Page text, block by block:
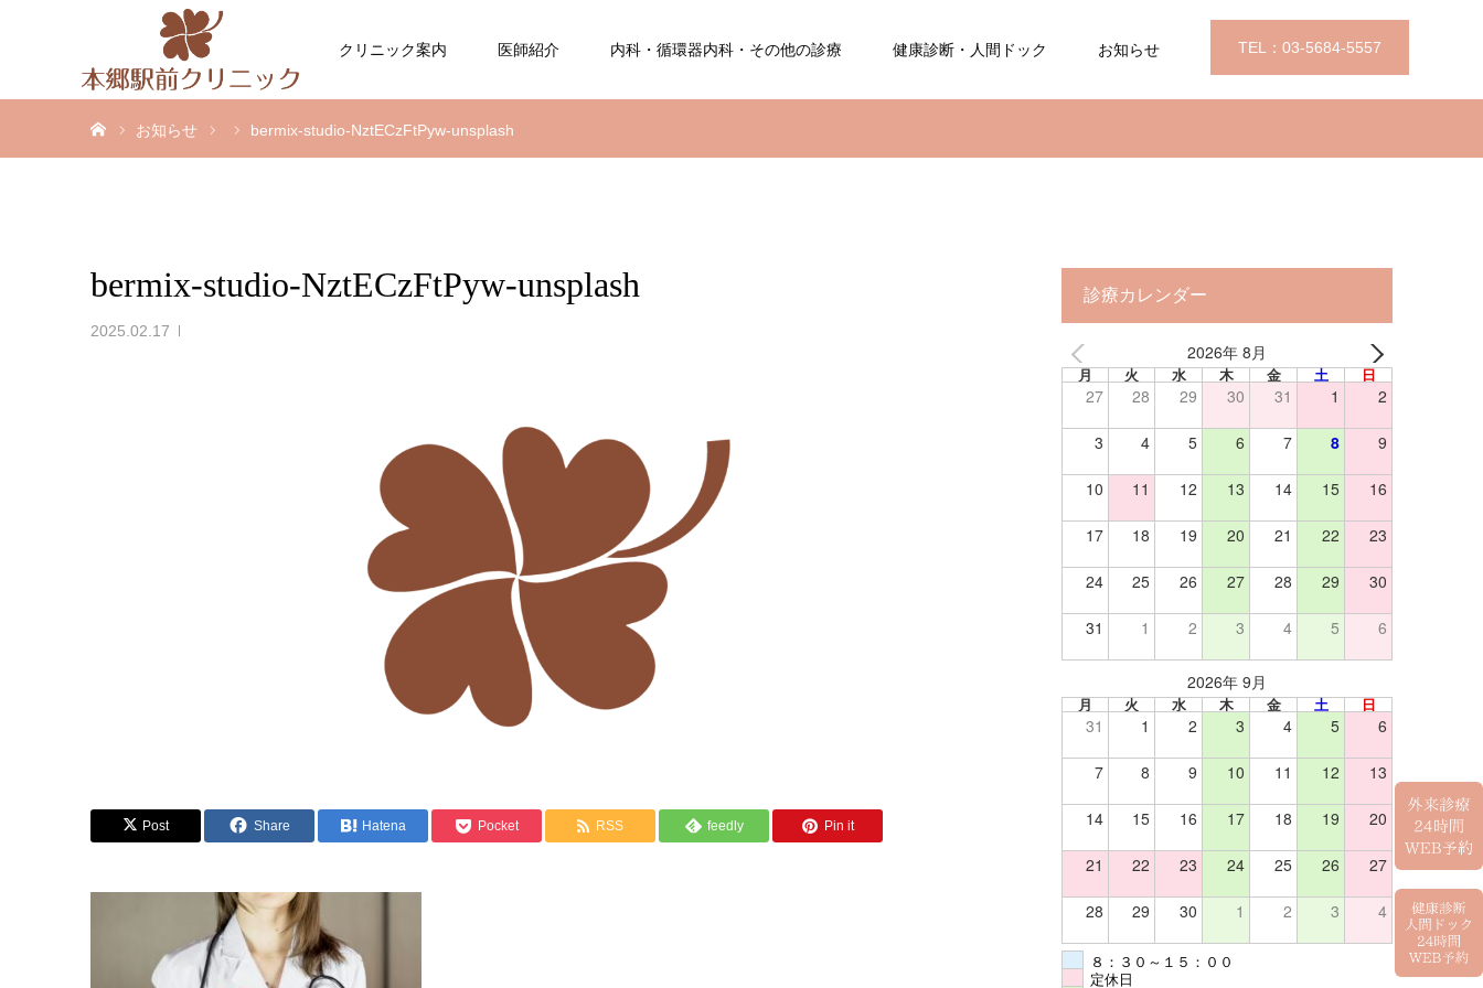
TEL：03-5684-5557
クリニック案内 医師紹介 内科・循環器内科・その他の診療 健康診断・人間ドック お知らせ
お知らせ bermix-studio-NztECzFtPyw-unsplash
bermix-studio-NztECzFtPyw-unsplash
2025.02.17
Post Share Hatena Pocket RSS feedly Pin it
診療カレンダー
2026年 8月
月 火 水 木 金 土 日
27 28 29 30 31 1 2
3 4 5 6 7 8 9
10 11 12 13 14 15 16
17 18 19 20 21 22 23
24 25 26 27 28 29 30
31 1 2 3 4 5 6
2026年 9月
月 火 水 木 金 土 日
31 1 2 3 4 5 6
7 8 9 10 11 12 13
14 15 16 17 18 19 20
21 22 23 24 25 26 27
28 29 30 1 2 3 4
８：３０～１５：００
定休日